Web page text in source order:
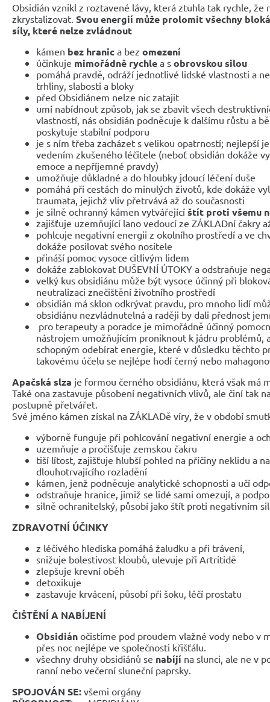
Obsidián vznikl z roztavené lávy, která ztuhla tak rychle, že
zkrystalizovat. Svou energií může prolomit všechny
síly, které nelze zvládnout
kámen bez hranic a bez omezení
účinkuje mimořádně rychle a s obrovskou silou
pomáhá pravdě, odráží jednotlivé lidské vlastnosti a
trhliny, slabosti a bloky
před Obsidiánem nelze nic zatajit
umí nabídnout způsob, jak se zbavit všech
vlastností, nás obsidián podněcuje k dalšímu růstu a
poskytuje stabilní podporu
je s ním třeba zacházet s velikou opatrností; nejlepší
vedením zkušeného léčitele (neboť obsidián dokáže
emoce a nepříjemné pravdy)
umožňuje důkladné a do hloubky jdoucí léčení duše
pomáhá při cestách do minulých životů, kde dokáže
traumata, jejichž vliv přetrvává až do současnosti
je silně ochranný kámen vytvářející štít proti všemu
zajišťuje uzemňující lano vedoucí ze ZÁKLADní čakry
pohlcuje negativní energii z okolního prostředí a ve
dokáže posilovat svého nositele
přináší pomoc vysoce citlivým lidem
dokáže zablokovat DUŠEVNÍ ÚTOKY a odstraňuje
velký kus obsidiánu může být vysoce účinný při
neutralizaci znečištění životního prostředí
obsidián má sklon odkrývat pravdu, pro mnoho lidí
obsidiánu nezvládnutelná a raději by dali přednost
pro terapeuty a poradce je mimořádně účinný
nástrojem umožňujícím proniknout k jádru problémů,
schopným odebírat energie, které v důsledku těchto
takovému účelu se nejlépe hodí černý nebo
Apačská slza je formou černého obsidiánu, která však má
Také ona zastavuje působení negativních vlivů, ale činí tak
postupně přetvářet.
Své jméno kámen získal na ZÁKLADě víry, že v období
výborně funguje při pohlcování negativní energie a
uzemňuje a pročišťuje zemskou čakru
tiší lítost, zajišťuje hlubší pohled na příčiny neklidu a
dlouhotrvajícího rozladění
kámen, jenž podněcuje analytické schopnosti a učí
odstraňuje hranice, jimiž se lidé sami omezují, a
silně ochranitelský, působí jako štít proti negativním
ZDRAVOTNÍ ÚČINKY
z léčivého hlediska pomáhá žaludku a při trávení,
snižuje bolestivost kloubů, ulevuje při Artritidě
zlepšuje krevní oběh
detoxikuje
zastavuje krvácení, působí při šoku, léčí prostatu
ČIŠTĚNÍ A NABÍJENÍ
Obsidián očistíme pod proudem vlažné vody nebo v
přes noc nejlépe ve společnosti křišťálu.
všechny druhy obsidiánů se nabíjí na slunci, ale ne v
ranní nebo večerní sluneční paprsky.
SPOJOVÁN SE: všemi orgány